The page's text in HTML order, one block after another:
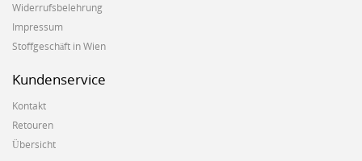
Widerrufsbelehrung
Impressum
Stoffgeschäft in Wien
Kundenservice
Kontakt
Retouren
Übersicht